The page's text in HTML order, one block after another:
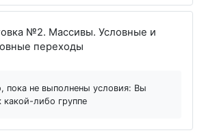
№2. Массивы. Условные и
переходы
пока не выполнены условия: Вы
какой-либо группе